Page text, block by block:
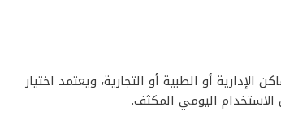
أو الطبية أو التجارية، ويعتمد اختيار
اليومي المكثف.